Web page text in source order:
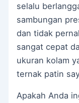
selalu
sambungan
dan tidak
sangat cepat
ukuran kolam
ternak patin
Apakah Anda